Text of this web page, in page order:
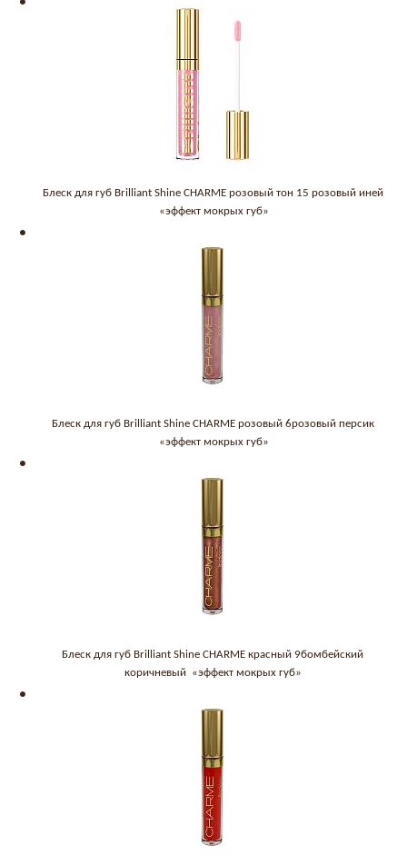
Блеск для губ Brilliant Shine CHARME розовый тон 15 розовый иней
«эффект мокрых губ»
Блеск для губ Brilliant Shine CHARME розовый 6розовый персик
«эффект мокрых губ»
Блеск для губ Brilliant Shine CHARME красный 9бомбейский
коричневый «эффект мокрых губ»